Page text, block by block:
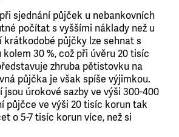
sjednání půjček u nebankovních
počítat s vyššími náklady než u
krátkodobé půjčky lze sehnat s
kolem 30 %, což při úvěru 20 tisíc
zhruba pětistovku na
půjčka je však spíše výjimkou.
úrokové sazby ve výši 300-400
půjčce ve výši 20 tisíc korun tak
o 5-7 tisíc korun více, než si